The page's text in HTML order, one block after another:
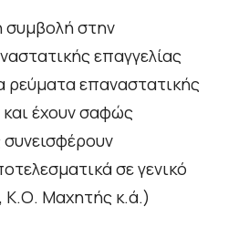
συμβολή στην
επαγγελίας
ρεύματα επαναστατικής
έχουν σαφώς
συνεισφέρουν
σε γενικό
Μαχητής κ.ά.)